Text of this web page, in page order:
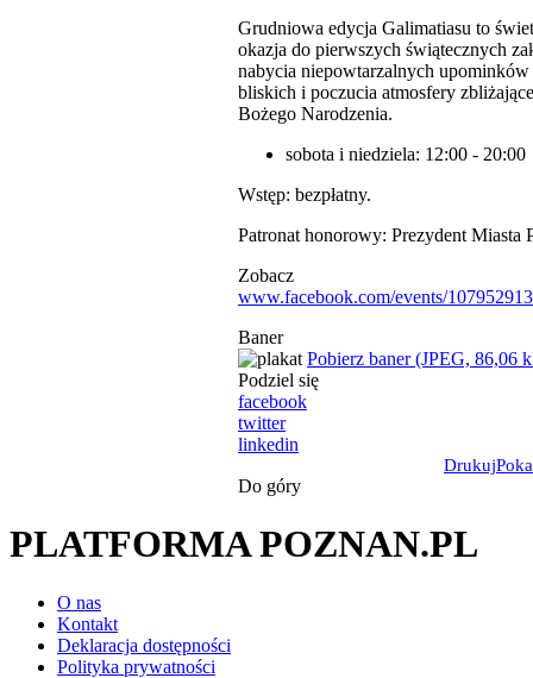
Grudniowa edycja Galimatiasu to
okazja do pierwszych świątecznych
nabycia niepowtarzalnych upominków
bliskich i poczucia atmosfery
Bożego Narodzenia.
sobota i niedziela: 12:00 - 20:00
Wstęp: bezpłatny.
Patronat honorowy: Prezydent Miasta
Zobacz
www.facebook.com/events/
Baner
Pobierz baner (JPEG, 86,06
Podziel się
facebook
twitter
linkedin
Drukuj
Do góry
PLATFORMA POZNAN.PL
O nas
Kontakt
Deklaracja dostępności
Polityka prywatności